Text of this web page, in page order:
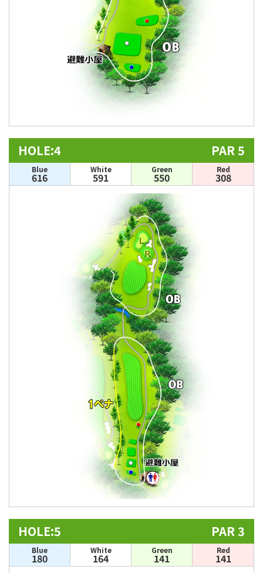
HOLE:4 PAR 5
Blue
616
White
591
Green
550
Red
308
HOLE:5 PAR 3
Blue
180
White
164
Green
141
Red
141